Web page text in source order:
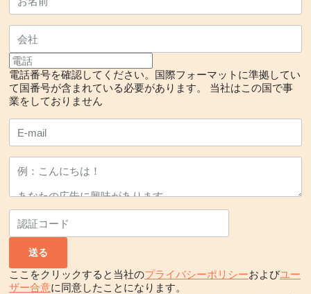
電話番号を確認してください。国際フォーマットに準拠してい
て国番号が含まれている必要があります。
当社はこの国で事
業をしておりません
ここをクリックすると当社のプライバシーポリシーおよびユー
ザー合意に同意したことになります。